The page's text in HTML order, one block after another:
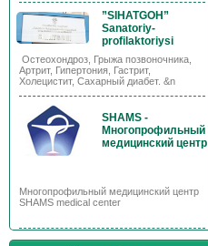
”SIHATGOH”
Sanatoriy-
profilaktoriysi
Остеохондроз, Грыжа позвоночника,
Артрит, Гипертония, Гастрит,
Холецистит, Сахарный диабет. &n
SHAMS -
Многопрофильный
медицинский центр
Многопрофильный медицинский центр
SHAMS medical center